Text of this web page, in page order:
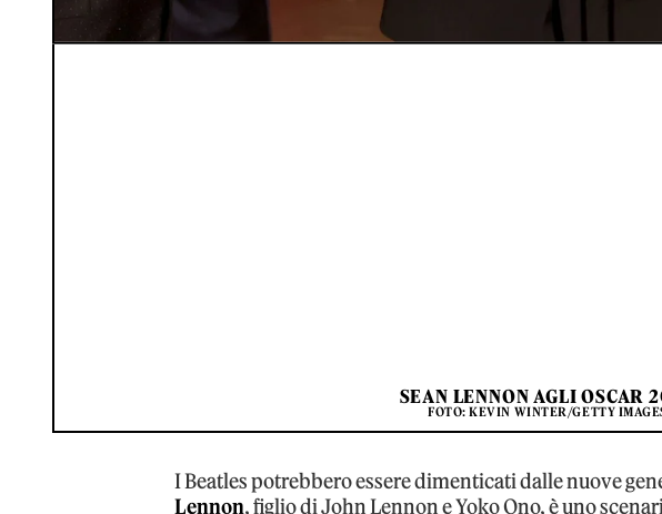
SEAN LENNON AGLI OSCAR
FOTO: KEVIN WINTER/GETTY
I Beatles potrebbero essere dimenticati dalle nuove
Lennon, figlio di John Lennon e Yoko Ono, è uno